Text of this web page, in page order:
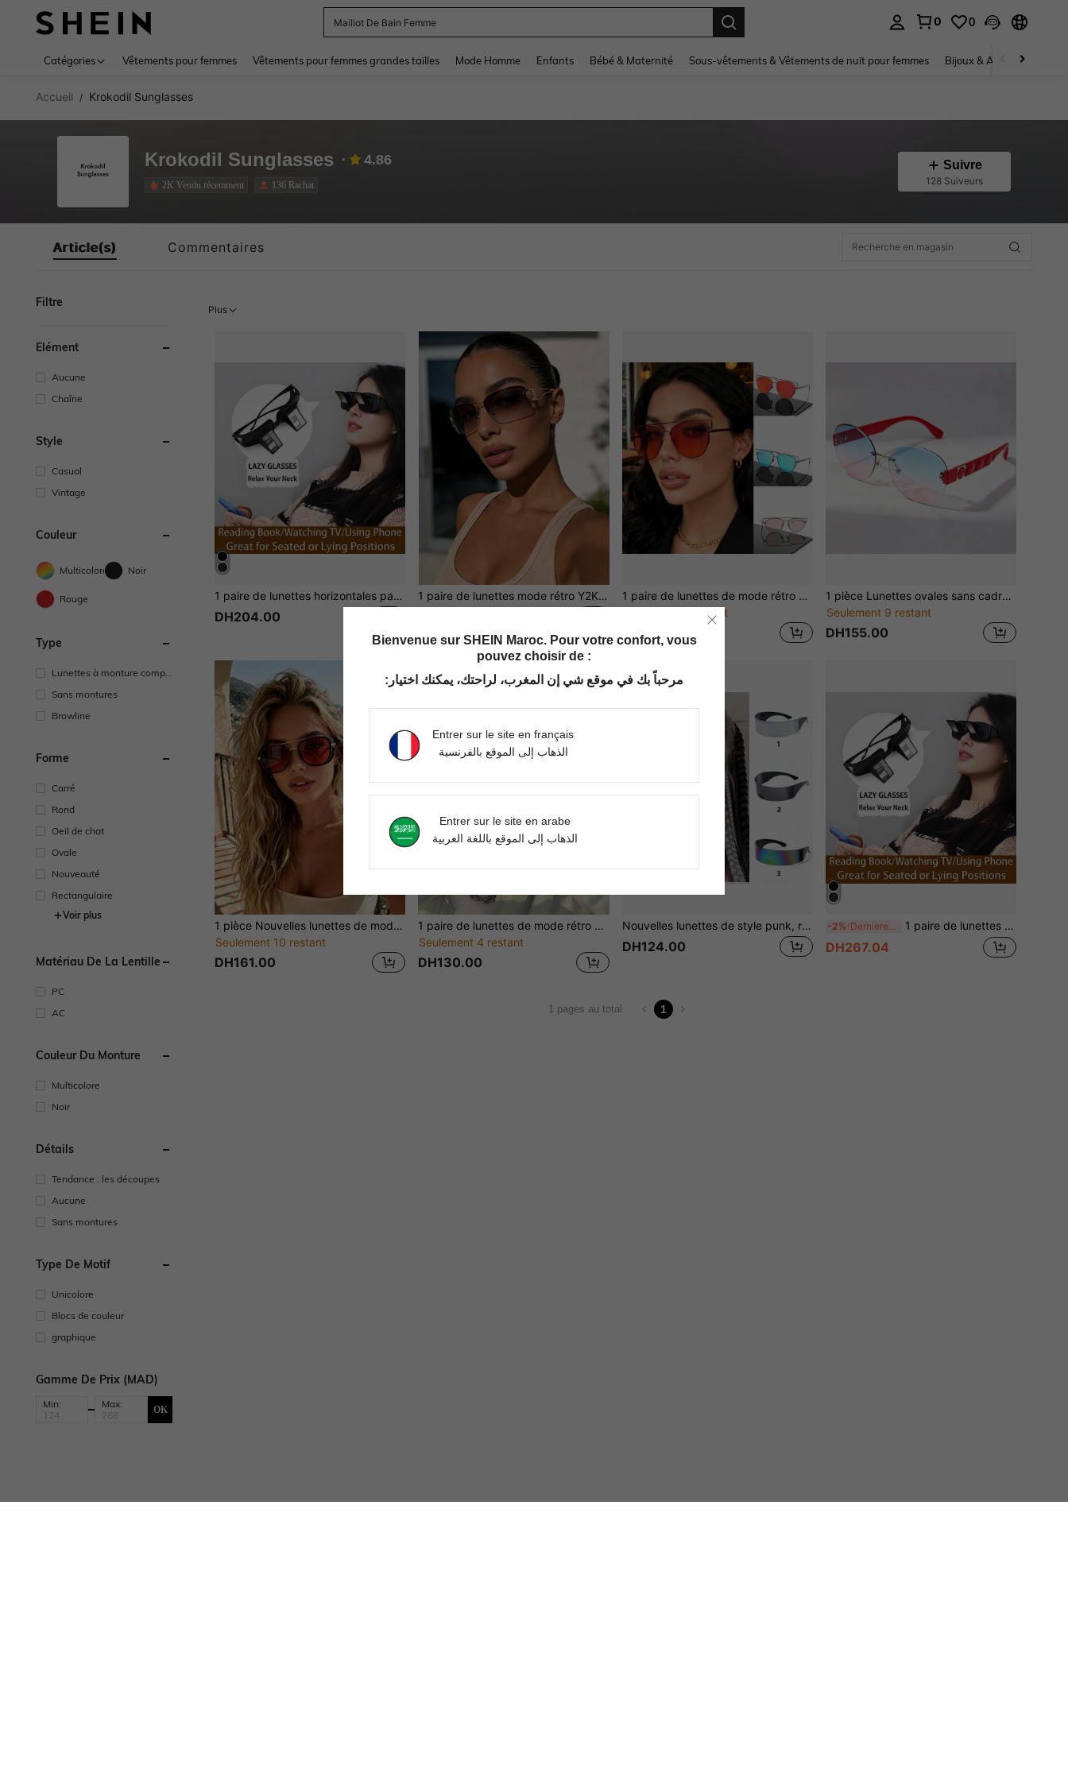
Maillot De Bain Femme
0 0
Catégories Vêtements pour femmes Vêtements pour femmes grandes tailles Mode Homme Enfants Bébé & Maternité Sous-vêtements & Vêtements de nuit pour femmes Bijoux & Accessoires pour
Accueil / Krokodil Sunglasses
Krokodil Sunglasses 4.86
2K Vendu récemment 136 Rachat
Suivre
128 Suiveurs
Article(s) Commentaires
Filtre
Élément
Aucune
Chaîne
Style
Casual
Vintage
Couleur
Multicolore Noir
Rouge
Type
Lunettes à monture compl
Sans montures
Browline
Forme
Carré
Rond
Oeil de chat
Ovale
Nouveauté
Rectangulaire
Voir plus
Matériau De La Lentille
PC
AC
Couleur Du Monture
Multicolore
Noir
Détails
Tendance : les découpes
Aucune
Sans montures
Type De Motif
Unicolore
Blocs de couleur
graphique
Gamme De Prix (MAD)
Min: Max: OK
Plus
1 paire de lunettes horizontales paresseuses à réfraction de 90 degrés, pour le jeu, le visionnage de films, les vacances sur le canapé, lunettes fonctionnelles décontractées de grande taille pour hommes, lunettes de lecture tricotées sans tête pour femmes (Remarque : les produits en verre optique sont relativement lourds)
DH204.00
1 paire de lunettes mode rétro Y2K ajourées, convenant pour l'été, la plage, les festivals de musique, les vacances, l'extérieur, les voyages, la rentrée scolaire
1 paire de lunettes de mode rétro style œil de chat en métal, style européen et américain. Design classique convenant pour les sorties, la plage, le port quotidien, essentielles pour la conduite et les activités d'été
Seulement 6 restant
DH160.00
1 pièce Lunettes ovales sans cadre, lunettes multifonctionnelles d'été, accessoire élégant pour femme à la plage
Seulement 9 restant
DH155.00
1 pièce Nouvelles lunettes de mode aviateur à double pont, monture métallique carrée avec côtés, convient aux hommes et aux femmes pour la conduite, le port quotidien, les voyages et les activités de plein air
Seulement 10 restant
DH161.00
1 paire de lunettes de mode rétro minimaliste à monture fine et forme d'œil de chat, unisexe. Lunettes polyvalentes et à la mode du style Y2K, convenant pour les festivals, les sports, les festivals de musique, les plages, les sorties en famille, le golf, la randonnée, la conduite, les activités de plein air, les vacances et les accessoires de plage.
Seulement 4 restant
DH130.00
Nouvelles lunettes de style punk, remplies d'une ambiance de technologie futuriste, design élégant, idéales pour les vacances à la plage d'été, les activités de plein air et les voyages
DH124.00
-2% Dernières 7 heures 1 paire de lunettes réfractives à 90° pour le jeu, le visionnage de films, les vacances sur canapé, lunettes décontractées fonctionnelles surdimensionnées pour hommes, lunettes de lecture tricotées sans inclinaison de la tête pour femmes (Note : les produits en verre optique sont relativement plus lourds)
DH267.04
1 pages au total 1
Bienvenue sur SHEIN Maroc. Pour votre confort, vous
pouvez choisir de :
مرحباً بك في موقع شي إن المغرب، لراحتك، يمكنك اختيار:
Entrer sur le site en français
الذهاب إلى الموقع بالفرنسية
Entrer sur le site en arabe
الذهاب إلى الموقع باللغة العربية